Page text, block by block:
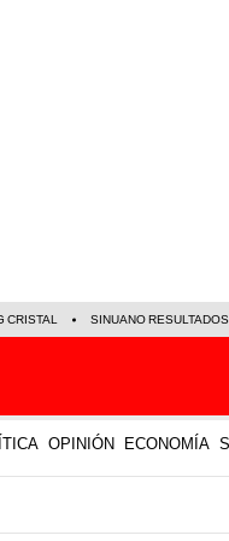
CRISTAL SINUANO
OPINIÓN ECONOMÍA